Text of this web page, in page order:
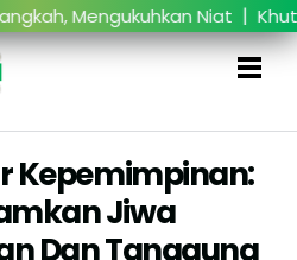
Niat| Khutbatul
Kepemimpinan:
Jiwa
Dan Tanggung